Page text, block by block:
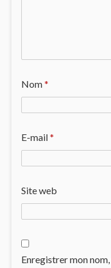
Nom*
E-mail*
Site web
Enregistrer mon